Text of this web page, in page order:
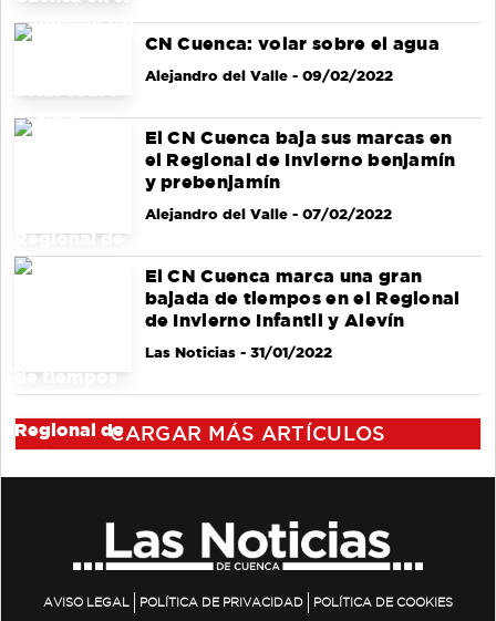
CN Cuenca: volar sobre el agua
Alejandro del Valle- 09/02/2022
El CN Cuenca baja sus marcas en
el Regional de Invierno benjamín
y prebenjamín
Alejandro del Valle- 07/02/2022
El CN Cuenca marca una gran
bajada de tiempos en el Regional
de Invierno Infantil y Alevín
Las Noticias- 31/01/2022
CARGAR MÁS ARTÍCULOS
AVISO LEGAL POLÍTICA DE PRIVACIDAD POLÍTICA DE COOKIES